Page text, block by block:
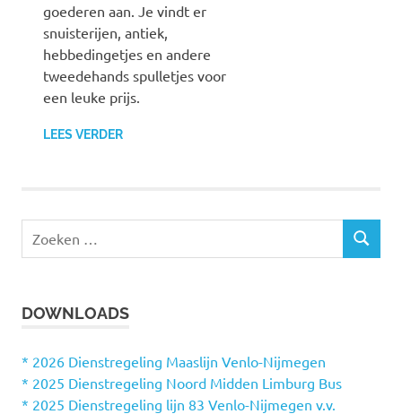
goederen aan. Je vindt er
snuisterijen, antiek,
hebbedingetjes en andere
tweedehands spulletjes voor
een leuke prijs.
LEES VERDER
e
n
a
a
Z
DOWNLOADS
* 2026 Dienstregeling Maaslijn Venlo-Nijmegen
* 2025 Dienstregeling Noord Midden Limburg Bus
* 2025 Dienstregeling lijn 83 Venlo-Nijmegen v.v.